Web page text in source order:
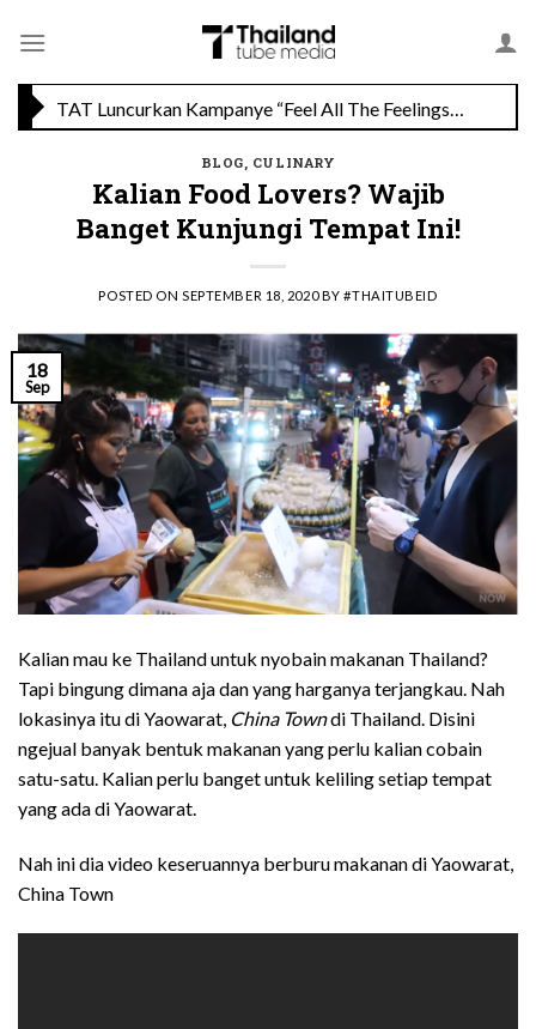
TAT Luncurkan Kampanye “Feel All The Feelings” dengan Lalisa LISA Manobal untuk Promosikan Pariwisata Berkualitas Thailand
BLOG, CULINARY
Kalian Food Lovers? Wajib
Banget Kunjungi Tempat Ini!
POSTED ON SEPTEMBER 18, 2020 BY#THAITUBEID
18
Sep
Kalian mau ke Thailand untuk nyobain makanan Thailand?
Tapi bingung dimana aja dan yang harganya terjangkau. Nah
lokasinya itu di Yaowarat, China Towndi Thailand. Disini
ngejual banyak bentuk makanan yang perlu kalian cobain
satu-satu. Kalian perlu banget untuk keliling setiap tempat
yang ada di Yaowarat.
Nah ini dia video keseruannya berburu makanan di Yaowarat,
China Town